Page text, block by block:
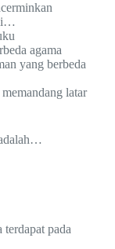
agama
yang berbeda
latar
terdapat pada